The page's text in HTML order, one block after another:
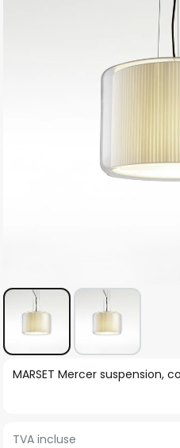
Skip
MARSET Mercer suspension,
TVA incluse